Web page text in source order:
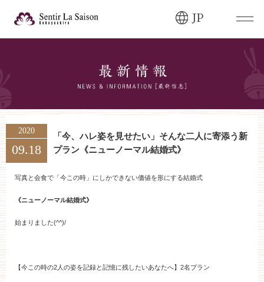
JP
0120-166-088
ご成約済み・ご列席のお客様
その他のお問い合わせ
0258-66-3155
2020
09.18
「今、ハレ姿を見せたい」そんな二人に寄添う新
プラン《ニューノーマル結婚式》
写真と会食で「今この時」にしかできない価値を形にする結婚式
《ニューノーマル結婚式》
始まりました(^^)/
【今この時の2人の姿を記録と記憶に残したいあなたへ】2名プラン